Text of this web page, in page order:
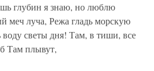
глубин я знаю, но люблю
меч луча, Режа гладь морскую
светы дня! Там, в тиши, все
Там плывут,